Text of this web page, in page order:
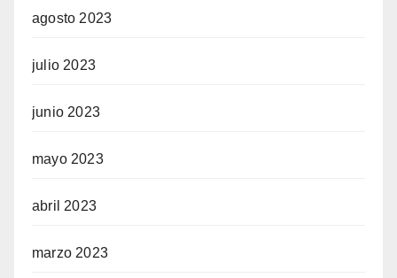
agosto 2023
julio 2023
junio 2023
mayo 2023
abril 2023
marzo 2023